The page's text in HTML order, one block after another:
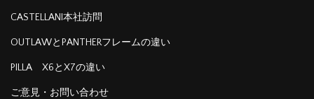
CASTELLANI本社訪問
OUTLAWとPANTHERフレームの違い
PILLA X6とX7の違い
ご意見・お問い合わせ